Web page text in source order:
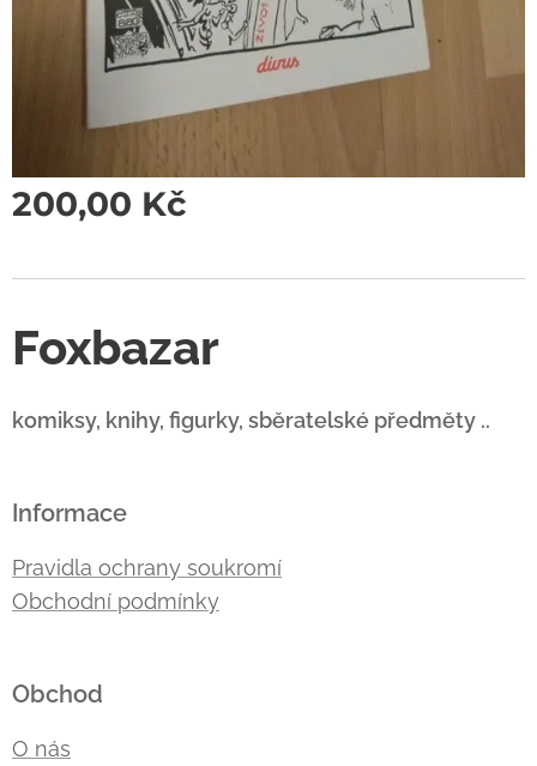
200,00 Kč
Foxbazar
komiksy, knihy, figurky, sběratelské předměty ..
Informace
Pravidla ochrany soukromí
Obchodní podmínky
Obchod
O nás